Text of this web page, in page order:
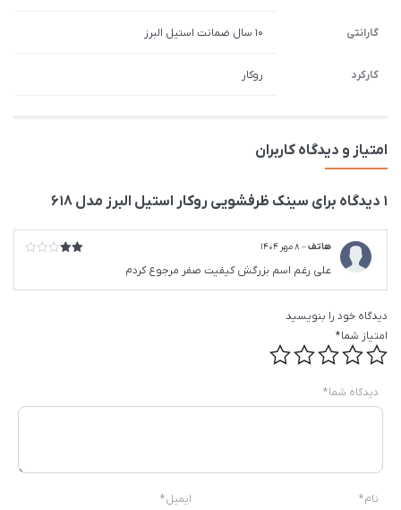
گارانتی 10 سال ضمانت استیل البرز
کارکرد روکار
امتیاز و دیدگاه کاربران
1 دیدگاه برای سينک ظرفشویی روکار استیل البرز مدل 618
هاتف–8 مهر 1404
علی رغم اسم بزرگش کیفیت صفر مرجوع کردم
دیدگاه خود را بنویسید
امتیاز شما*
دیدگاه شما*
نام* ایمیل*